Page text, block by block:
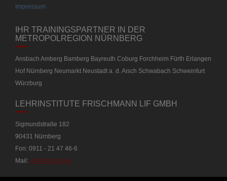
Impressum
IHR TRAININGSPARTNER IN DER
METROPOLREGION NÜRNBERG
Ansbach Amberg Bamberg Bayreuth Coburg Forchheim Fürth Erlangen
Hof Nürnberg Neumarkt Neustadt a. d. Aisch Schwabach Schweinfurt
Würzburg
LEHRINSTITUTE FRISCHMANN LIF GMBH
Sigmundstraße 182
90431 Nürnberg
Fon: 0911 - 21 47 46-6
Mail: info@lif-nbg.de